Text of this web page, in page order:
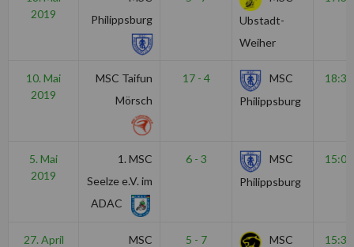
2019
Philippsburg
Ubstadt-
Weiher
10. Mai
2019
MSC Taifun
Mörsch
17 - 4
MSC
Philippsburg
18:30
5. Mai
2019
1. MSC
Seelze e.V. im
ADAC
6 - 3
MSC
Philippsburg
15:00
27. April
MSC
5 - 7
MSC
15:30